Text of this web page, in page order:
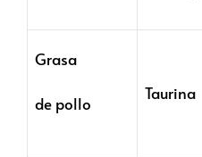
Grasa
de pollo
Taurina